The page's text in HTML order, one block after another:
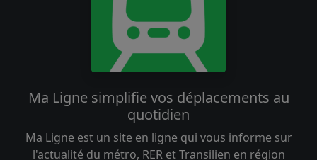
Ma Ligne simplifie vos déplacements au
quotidien
Ma Ligne est un site en ligne qui vous informe sur
l'actualité du métro, RER et Transilien en région